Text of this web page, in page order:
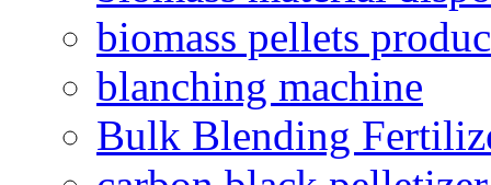
biomass pellets
blanching machine
Bulk Blending